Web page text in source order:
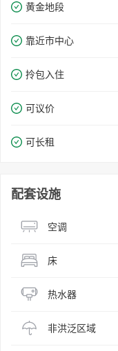
黄金地段
靠近市中心
拎包入住
可议价
可长租
配套设施
空调
床
热水器
非洪泛区域